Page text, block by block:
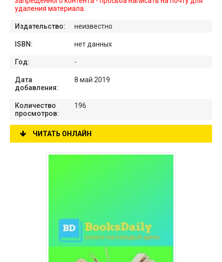
удаления материала.
Издательство: неизвестно
ISBN: нет данных
Год: -
Дата
добавления:
8 май 2019
Количество
просмотров:
196
ЧИТАТЬ ОНЛАЙН